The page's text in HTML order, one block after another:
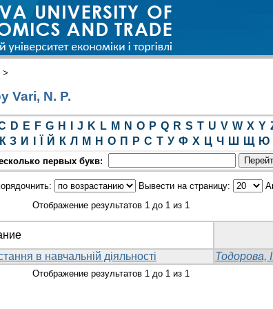
>
Vari, N. P.
D E F G H J K L M N O P Q R S T U V W X Y
З И Й К Л М Н О П Р С Т У Ф Х Ц Ч Ш Щ Ю
первых букв:
Вывести на страницу:
Отображение результатов 1 до 1 из 1
в навчальній діяльності Тодорова,
Отображение результатов 1 до 1 из 1